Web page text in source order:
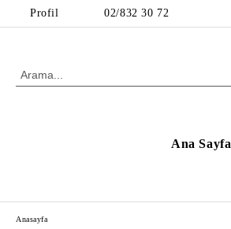
Profil 02/832 30 72
Ana Sayfa
Anasayfa